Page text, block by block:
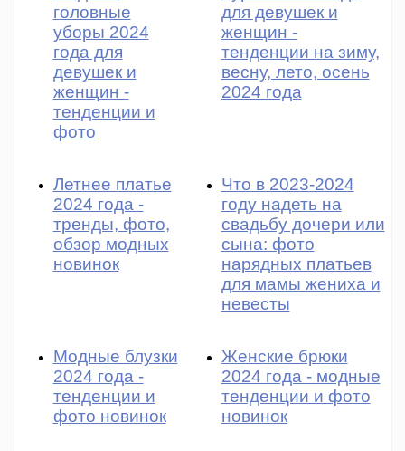
головные
уборы 2024
года для
девушек и
женщин -
тенденции и
фото
для девушек и
женщин -
тенденции на зиму,
весну, лето, осень
2024 года
Летнее платье
2024 года -
тренды, фото,
обзор модных
новинок
Что в 2023-2024
году надеть на
свадьбу дочери или
сына: фото
нарядных платьев
для мамы жениха и
невесты
Модные блузки
2024 года -
тенденции и
фото новинок
Женские брюки
2024 года - модные
тенденции и фото
новинок